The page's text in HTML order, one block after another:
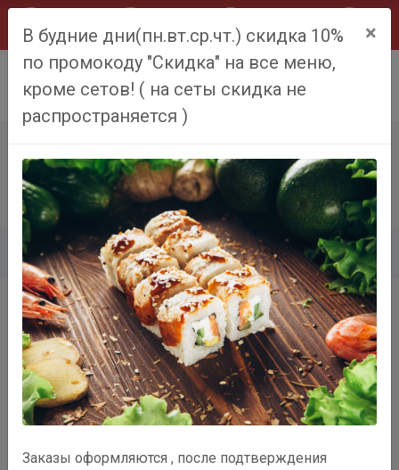
СПАЙСИ РОЛЛ
Главная Меню Спайси ролл
В будние дни(пн.вт.ср.чт.) скидка 10%
по промокоду "Скидка" на все меню,
кроме сетов! ( на сеты скидка не
распространяется )
×
Заказы оформляются , после подтверждения